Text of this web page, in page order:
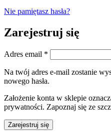
Nie pamiętasz hasła?
Zarejestruj się
Adres email *
Na twój adres e-mail zostanie
nowego hasła.
Założenie konta w sklepie
prywatności. Zapoznaj się ze
Zarejestruj się